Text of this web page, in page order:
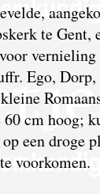
te Gent,
Ego, Dorp,
cm hoog;
een droge
voorkomen.